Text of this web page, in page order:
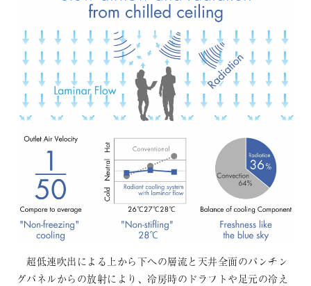
超低速吹出による上から下への層流と天井全面のパンチン
グパネルからの放射により、冷房時のドラフトや足元の冷え